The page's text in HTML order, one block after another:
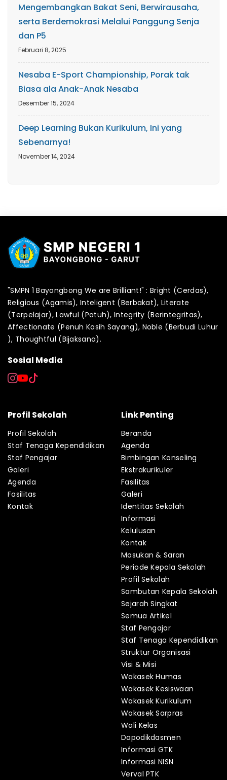
Mengembangkan Bakat Seni, Berwirausaha,
serta Berdemokrasi Melalui Panggung Senja
dan P5
Februari 8, 2025
Nesaba E-Sport Championship, Porak tak
Biasa ala Anak-Anak Nesaba
Desember 15, 2024
Deep Learning Bukan Kurikulum, Ini yang
Sebenarnya!
November 14, 2024
"SMPN 1 Bayongbong We are Brilliant!" : Bright (Cerdas),
Religious (Agamis), Inteligent (Berbakat), Literate
(Terpelajar), Lawful (Patuh), Integrity (Berintegritas),
Affectionate (Penuh Kasih Sayang), Noble (Berbudi Luhur
), Thoughtful (Bijaksana).
Sosial Media
Profil Sekolah
Profil Sekolah
Staf Tenaga Kependidikan
Staf Pengajar
Galeri
Agenda
Fasilitas
Kontak
Link Penting
Beranda
Agenda
Bimbingan Konseling
Ekstrakurikuler
Fasilitas
Galeri
Identitas Sekolah
Informasi
Kelulusan
Kontak
Masukan & Saran
Periode Kepala Sekolah
Profil Sekolah
Sambutan Kepala Sekolah
Sejarah Singkat
Semua Artikel
Staf Pengajar
Staf Tenaga Kependidikan
Struktur Organisasi
Visi & Misi
Wakasek Humas
Wakasek Kesiswaan
Wakasek Kurikulum
Wakasek Sarpras
Wali Kelas
Dapodikdasmen
Informasi GTK
Informasi NISN
Verval PTK